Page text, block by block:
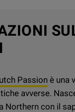
Passion è una
avverse.
Northern con il